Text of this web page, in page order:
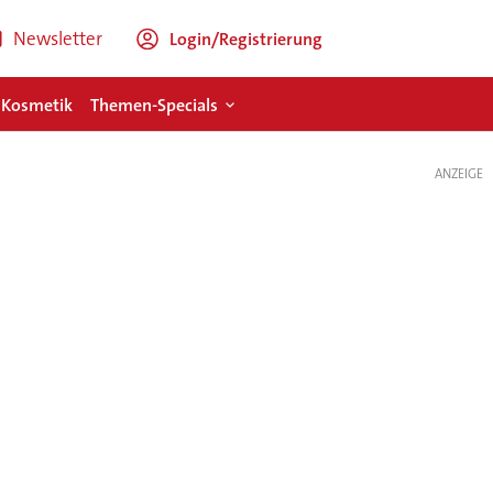
Newsletter Login/Registrierung
Themen-Specials
ANZEIGE